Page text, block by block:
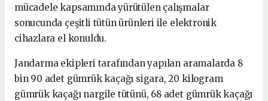
mücadele kapsamında yürütülen çalışmalar
sonucunda çeşitli tütün ürünleri ile elektronik
cihazlara el konuldu.
Jandarma ekipleri tarafından yapılan aramalarda 8
bin 90 adet gümrük kaçağı sigara, 20 kilogram
gümrük kaçağı nargile tütünü, 68 adet gümrük kaçağı